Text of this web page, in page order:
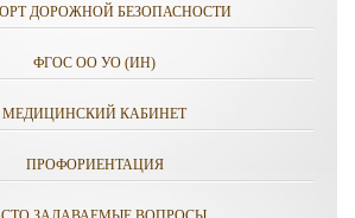
ДОРОЖНОЙ БЕЗОПАСНОСТИ
ФГОС ОО УО (ИН)
МЕДИЦИНСКИЙ КАБИНЕТ
ПРОФОРИЕНТАЦИЯ